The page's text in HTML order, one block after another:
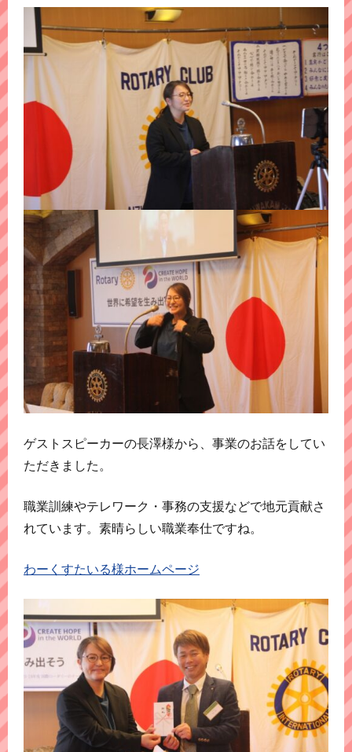
ゲストスピーカーの長澤様から、事業のお話をしてい
ただきました。
職業訓練やテレワーク・事務の支援などで地元貢献さ
れています。素晴らしい職業奉仕ですね。
わーくすたいる様ホームページ